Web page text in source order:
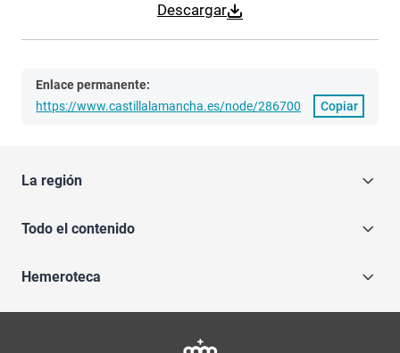
Descargar
Enlace permanente:
https://www.castillalamancha.es/node/286700
Copiar
La región
Todo el contenido
Hemeroteca